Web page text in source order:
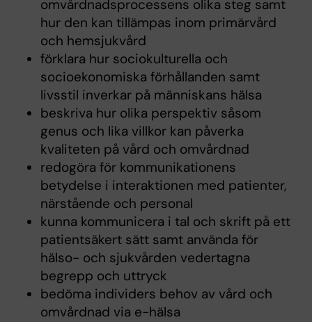
omvårdnadsprocessens olika steg samt
hur den kan tillämpas inom primärvård
och hemsjukvård
förklara hur sociokulturella och
socioekonomiska förhållanden samt
livsstil inverkar på människans hälsa
beskriva hur olika perspektiv såsom
genus och lika villkor kan påverka
kvaliteten på vård och omvårdnad
redogöra för kommunikationens
betydelse i interaktionen med patienter,
närstående och personal
kunna kommunicera i tal och skrift på ett
patientsäkert sätt samt använda för
hälso- och sjukvården vedertagna
begrepp och uttryck
bedöma individers behov av vård och
omvårdnad via e-hälsa